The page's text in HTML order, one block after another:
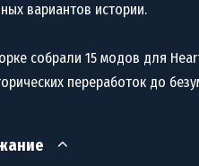
вариантов истории.
собрали 15 модов для
переработок до